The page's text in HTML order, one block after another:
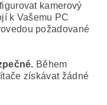
kamerový
k Vašemu PC
požadované
Během
získávat žádné